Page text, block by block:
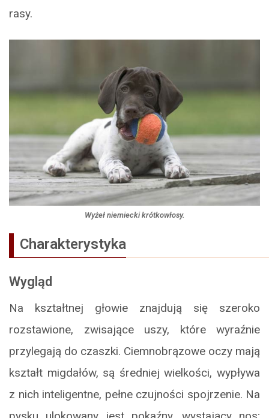
rasy.
Wyżeł niemiecki krótkowłosy.
Charakterystyka
Wygląd
Na kształtnej głowie znajdują się szeroko
rozstawione, zwisające uszy, które wyraźnie
przylegają do czaszki. Ciemnobrązowe oczy mają
kształt migdałów, są średniej wielkości, wypływa
z nich inteligentne, pełne czujności spojrzenie. Na